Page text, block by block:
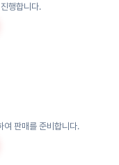
행합니다.
여 판매를 준비합니다.